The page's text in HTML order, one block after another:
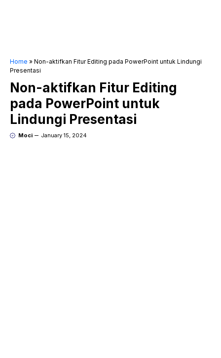
Home » Non-aktifkan Fitur Editing pada PowerPoint untuk Lindungi
Presentasi
Non-aktifkan Fitur Editing
pada PowerPoint untuk
Lindungi Presentasi
Moci January 15, 2024